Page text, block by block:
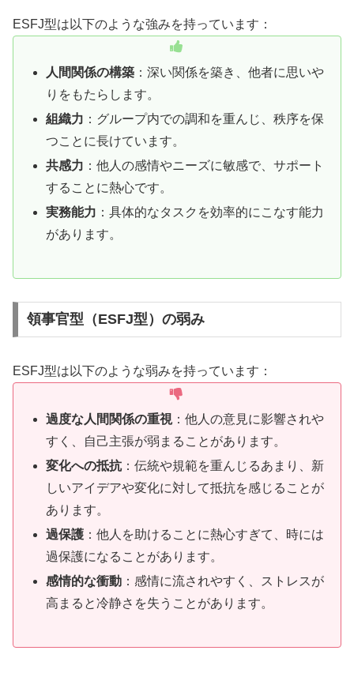
ESFJ型は以下のような強みを持っています：
人間関係の構築 ：深い関係を築き、他者に思いや
りをもたらします。
組織力 ：グループ内での調和を重んじ、秩序を保
つことに長けています。
共感力 ：他人の感情やニーズに敏感で、サポート
することに熱心です。
実務能力 ：具体的なタスクを効率的にこなす能力
があります。
領事官型（ESFJ型）の弱み
ESFJ型は以下のような弱みを持っています：
過度な人間関係の重視：他人の意見に影響されや
すく、自己主張が弱まることがあります。
変化への抵抗：伝統や規範を重んじるあまり、新
しいアイデアや変化に対して抵抗を感じることが
あります。
過保護 ：他人を助けることに熱心すぎて、時には
過保護になることがあります。
感情的な衝動 ：感情に流されやすく、ストレスが
高まると冷静さを失うことがあります。